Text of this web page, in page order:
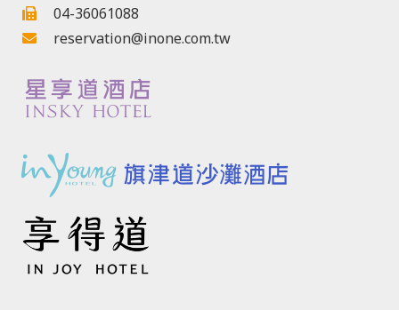
04-36061088
reservation@inone.com.tw